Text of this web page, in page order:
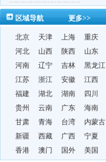
更多>>
区域导航
北京 天津 上海
重庆
河北
山西 陕西
山东
河南
辽宁 吉林
黑龙江
江苏
浙江 安徽
江西
福建
湖北 湖南
四川
贵州
云南 广东
海南
甘肃
青海 台湾
内蒙古
新疆
西藏 广西
宁夏
香港
澳门 国外 美国